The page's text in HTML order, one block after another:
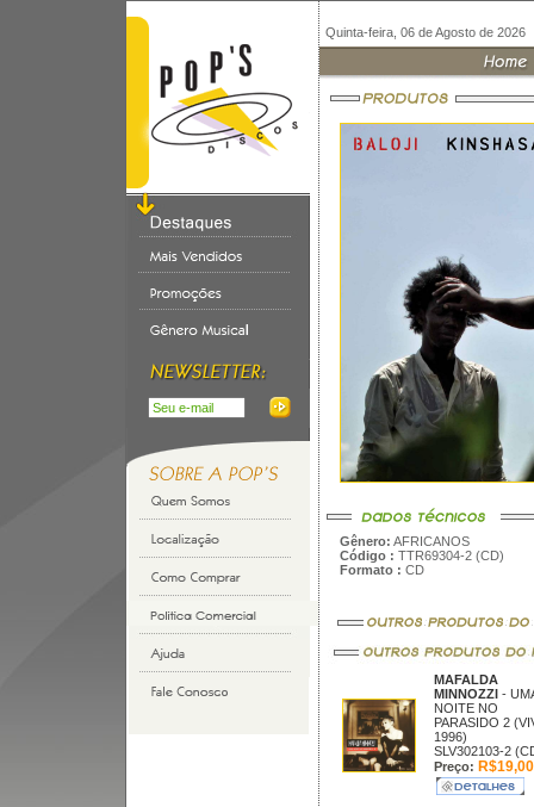
Quinta-feira, 06 de Agosto de 2026
Gênero: AFRICANOS
Código : TTR69304-2 (CD)
Formato : CD
MAFALDA
MINNOZZI -
NOITE NO
PARASIDO 2
1996)
SLV302103-2
Preço: R$19,00